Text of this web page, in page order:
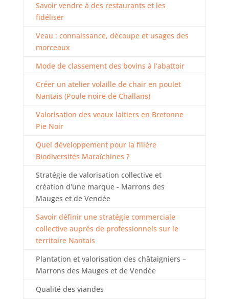
Savoir vendre à des restaurants et les
fidéliser
Veau : connaissance, découpe et usages des
morceaux
Mode de classement des bovins à l’abattoir
Créer un atelier volaille de chair en poulet
Nantais (Poule noire de Challans)
Valorisation des veaux laitiers en Bretonne
Pie Noir
Quel développement pour la filière
Biodiversités Maraîchines ?
Stratégie de valorisation collective et
création d'une marque - Marrons des
Mauges et de Vendée
Savoir définir une stratégie commerciale
collective auprès de professionnels sur le
territoire Nantais
Plantation et valorisation des châtaigniers –
Marrons des Mauges et de Vendée
Qualité des viandes